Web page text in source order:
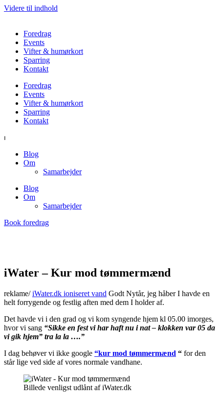
Videre til indhold
Foredrag
Events
Vifter & humørkort
Sparring
Kontakt
Foredrag
Events
Vifter & humørkort
Sparring
Kontakt
⏐
Blog
Om
Samarbejder
Blog
Om
Samarbejder
Book foredrag
iWater – Kur mod tømmermænd
reklame/iWater.dk ioniseret vand Godt Nytår, jeg håber I havde en
helt forrygende og festlig aften med dem I holder af.
Det havde vi i den grad og vi kom syngende hjem kl 05.00 imorges,
hvor vi sang “Sikke en fest vi har haft nu i nat – klokken var 05 da
vi gik hjem” tra la la ….”
I dag behøver vi ikke google “kur mod tømmermænd “ for den
står lige ved side af vores normale vandhane.
Billede venligst udlånt af iWater.dk